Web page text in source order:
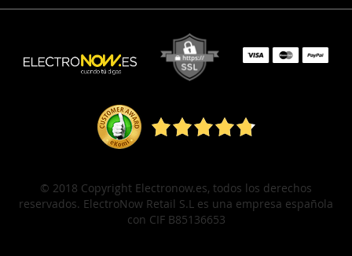
© 2018 Copyright Electronow.es, todos los derechos
reservados. ElectroNow Retail S.L es una empresa española
con CIF B85136653